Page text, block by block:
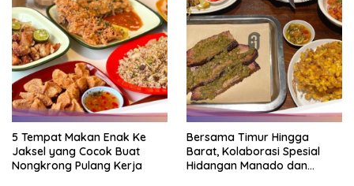
5 Tempat Makan Enak Ke
Jaksel yang Cocok Buat
Nongkrong Pulang Kerja
Bersama Timur Hingga
Barat, Kolaborasi Spesial
Hidangan Manado dan